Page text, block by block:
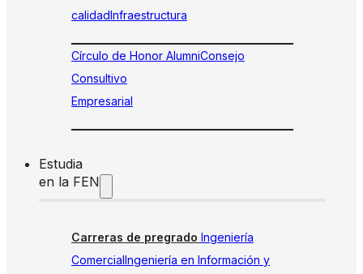
calidadInfraestructura
Círculo de Honor AlumniConsejo
Consultivo
Empresarial
Estudia
en la FEN
Carreras de pregrado Ingeniería
ComercialIngeniería en Información y